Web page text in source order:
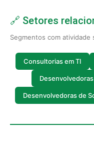
🔗 Setores
Segmentos com atividade
Consultorias em TI
Desenvolvedoras de